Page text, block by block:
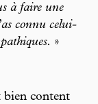
à faire une
connu celui-
»
bien content